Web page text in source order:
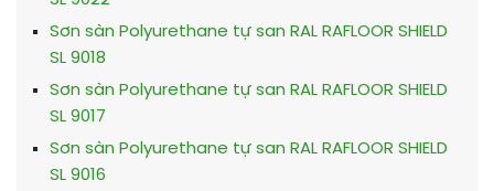
Sơn sàn Polyurethane tự san RAL RAFLOOR SHIELD
SL 9018
Sơn sàn Polyurethane tự san RAL RAFLOOR SHIELD
SL 9017
Sơn sàn Polyurethane tự san RAL RAFLOOR SHIELD
SL 9016